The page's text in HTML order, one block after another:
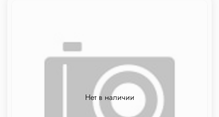
Нет в наличии